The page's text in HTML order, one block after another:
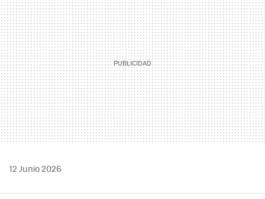
12 Junio 2026